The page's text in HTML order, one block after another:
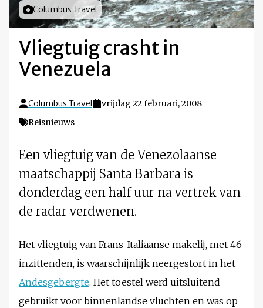
Foto door
Columbus Travel
Vliegtuig crasht in
Venezuela
Columbus Travel
vrijdag 22 februari, 2008
Reisnieuws
Een vliegtuig van de Venezolaanse
maatschappij Santa Barbara is
donderdag een half uur na vertrek van
de radar verdwenen.
Het vliegtuig van Frans-Italiaanse makelij, met 46
inzittenden, is waarschijnlijk neergestort in het
Andesgebergte. Het toestel werd uitsluitend
gebruikt voor binnenlandse vluchten en was op